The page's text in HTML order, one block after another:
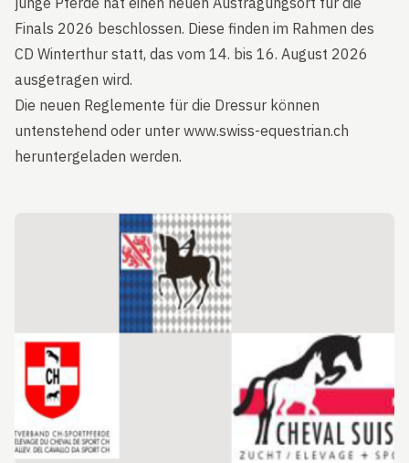
Finals 2026 beschlossen. Diese finden im Rahmen des
CD Winterthur statt, das vom 14. bis 16. August 2026
ausgetragen wird.
Die neuen Reglemente für die Dressur können
untenstehend oder unter www.swiss-equestrian.ch
heruntergeladen werden.